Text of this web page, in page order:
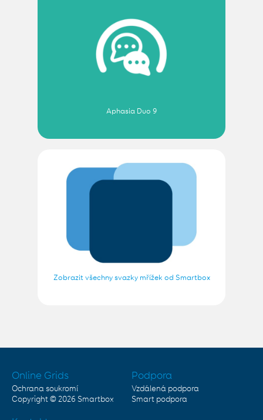
Aphasia Duo 9
Zobrazit všechny svazky mřížek od Smartbox
Online Grids
Ochrana soukromí
Copyright © 2026 Smartbox
Podpora
Vzdálená podpora
Smart podpora